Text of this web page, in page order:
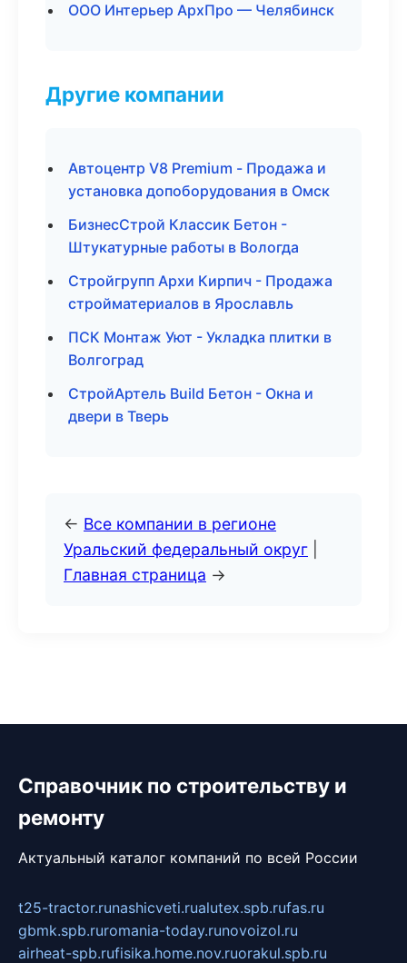
ООО Интерьер АрхПро — Челябинск
Другие компании
Автоцентр V8 Premium - Продажа и
установка допоборудования в Омск
БизнесСтрой Классик Бетон -
Штукатурные работы в Вологда
Стройгрупп Архи Кирпич - Продажа
стройматериалов в Ярославль
ПСК Монтаж Уют - Укладка плитки в
Волгоград
СтройАртель Build Бетон - Окна и
двери в Тверь
← Все компании в регионе
Уральский федеральный округ
Главная страница →
Справочник по строительству и
ремонту
Актуальный каталог компаний по всей России
t25-tractor.runashicveti.rualutex.spb.rufas.ru
gbmk.spb.ruromania-today.runovoizol.ru
airheat-spb.rufisika.home.nov.ruorakul.spb.ru